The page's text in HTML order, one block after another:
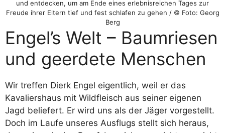
und entdecken, um am Ende eines erlebnisreichen Tages zur
Freude ihrer Eltern tief und fest schlafen zu gehen / © Foto: Georg
Berg
Engel’s Welt – Baumriesen
und geerdete Menschen
Wir treffen Dierk Engel eigentlich, weil er das
Kavaliershaus mit Wildfleisch aus seiner eigenen
Jagd beliefert. Er wird uns als der Jäger vorgestellt.
Doch im Laufe unseres Ausflugs stellt sich heraus,